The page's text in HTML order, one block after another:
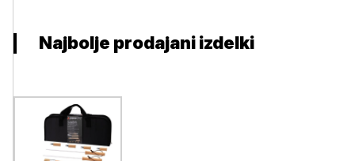
Najbolje prodajani izdelki